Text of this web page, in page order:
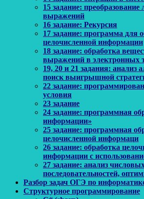
15 задание: преобразование
выражений
16 задание: Рекурсия
17 задание: программа для
целочисленной информации
18 задание: обработка
выражений в электронных
19, 20 и 21 задания: анализ
поиск выигрышной
22 задание:
условия
23 задание
24 задание: программная
информации»
25 задание: программная
целочисленной информаци
26 задание: обработка
информации с
27 задание: анализ
последовательностей,
Разбор задач ОГЭ по
Структурное программирование